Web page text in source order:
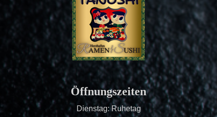
Öffnungszeiten
Dienstag: Ruhetag